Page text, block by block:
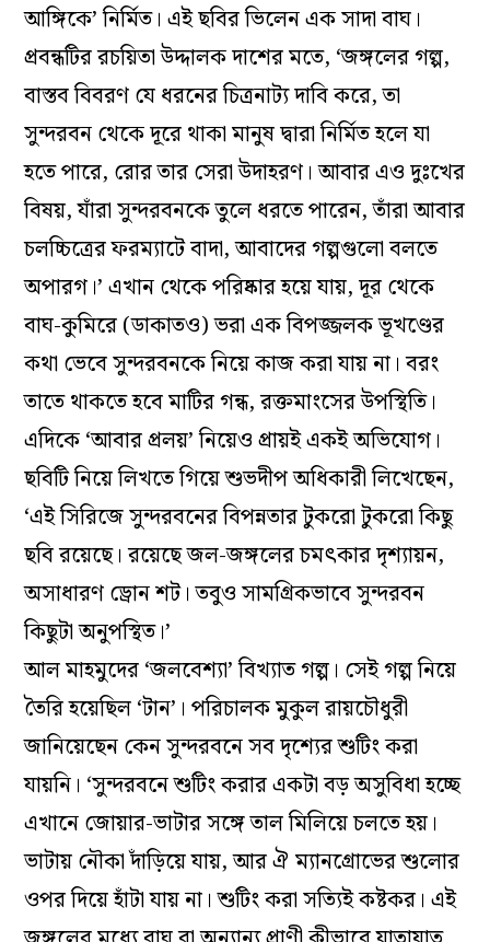
আঙ্গিকে’ নির্মিত। এই ছবির ভিলেন এক সাদা বাঘ।
প্রবন্ধটির রচয়িতা উদ্দালক দাশের মতে, ‘জঙ্গলের গল্প,
বাস্তব বিবরণ যে ধরনের চিত্রনাট্য দাবি করে, তা
সুন্দরবন থেকে দূরে থাকা মানুষ দ্বারা নির্মিত হলে যা
হতে পারে, রোর তার সেরা উদাহরণ। আবার এও দুঃখের
বিষয়, যাঁরা সুন্দরবনকে তুলে ধরতে পারেন, তাঁরা আবার
চলচ্চিত্রের ফরম্যাটে বাদা, আবাদের গল্পগুলো বলতে
অপারগ।’ এখান থেকে পরিষ্কার হয়ে যায়, দূর থেকে
বাঘ-কুমিরে (ডাকাতও) ভরা এক বিপজ্জলক ভূখণ্ডের
কথা ভেবে সুন্দরবনকে নিয়ে কাজ করা যায় না। বরং
তাতে থাকতে হবে মাটির গন্ধ, রক্তমাংসের উপস্থিতি।
এদিকে ‘আবার প্রলয়’ নিয়েও প্রায়ই একই অভিযোগ।
ছবিটি নিয়ে লিখতে গিয়ে শুভদীপ অধিকারী লিখেছেন,
‘এই সিরিজে সুন্দরবনের বিপন্নতার টুকরো টুকরো কিছু
ছবি রয়েছে। রয়েছে জল-জঙ্গলের চমৎকার দৃশ্যায়ন,
অসাধারণ ড্রোন শট। তবুও সামগ্রিকভাবে সুন্দরবন
কিছুটা অনুপস্থিত।’
আল মাহমুদের ‘জলবেশ্যা’ বিখ্যাত গল্প। সেই গল্প নিয়ে
তৈরি হয়েছিল ‘টান’। পরিচালক মুকুল রায়চৌধুরী
জানিয়েছেন কেন সুন্দরবনে সব দৃশ্যের শুটিং করা
যায়নি। ‘সুন্দরবনে শুটিং করার একটা বড় অসুবিধা হচ্ছে
এখানে জোয়ার-ভাটার সঙ্গে তাল মিলিয়ে চলতে হয়।
ভাটায় নৌকা দাঁড়িয়ে যায়, আর ঐ ম্যানগ্রোভের শুলোর
ওপর দিয়ে হাঁটা যায় না। শুটিং করা সত্যিই কষ্টকর। এই